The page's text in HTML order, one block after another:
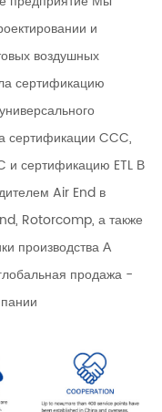
и
воздушных
сертификацию
сертификации CCC,
и сертификацию ETL В
Air End в
Rotorcomp, а также
производства А
продажа -